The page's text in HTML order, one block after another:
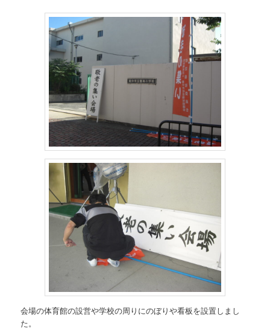
会場の体育館の設営や学校の周りにのぼりや看板を設置しまし
た。